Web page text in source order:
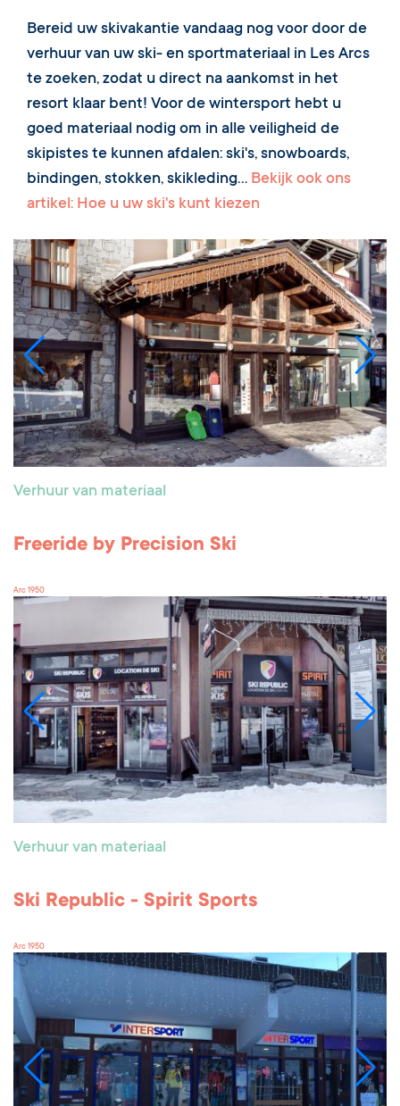
Bereid uw skivakantie vandaag nog voor door de
verhuur van uw ski- en sportmateriaal in Les Arcs
te zoeken, zodat u direct na aankomst in het
resort klaar bent! Voor de wintersport hebt u
goed materiaal nodig om in alle veiligheid de
skipistes te kunnen afdalen: ski's, snowboards,
bindingen, stokken, skikleding... Bekijk ook ons
artikel: Hoe u uw ski's kunt kiezen
Verhuur van materiaal
Freeride by Precision Ski
Arc 1950
Verhuur van materiaal
Ski Republic - Spirit Sports
Arc 1950